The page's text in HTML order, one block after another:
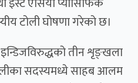
टोली घोषणा गरेको छ।
तीन शृङ्खला
सदस्यमध्ये साहब आलम